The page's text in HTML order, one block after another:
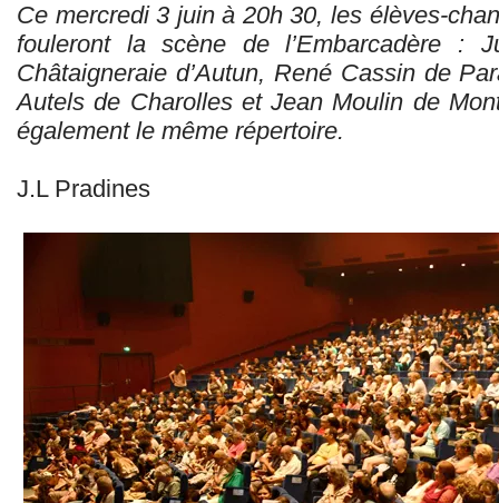
Ce mercredi 3 juin à 20h 30, les élèves-
fouleront la scène de l’Embarcadère :
Châtaigneraie d’Autun, René Cassin de
Autels de Charolles et Jean Moulin de
également le même répertoire.
J.L Pradines